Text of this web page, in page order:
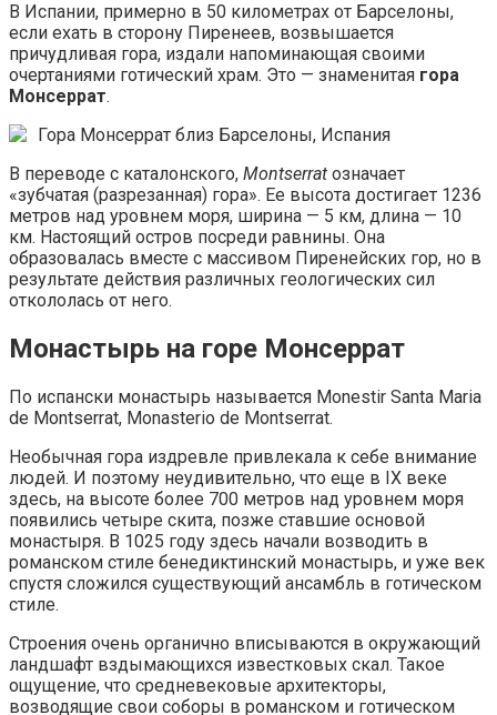
В Испании, примерно в 50 километрах от Барселоны,
если ехать в сторону Пиренеев, возвышается
причудливая гора, издали напоминающая своими
очертаниями готический храм. Это — знаменитая гора
Монсеррат.
Гора Монсеррат близ Барселоны, Испания
В переводе с каталонского, Montserrat означает
«зубчатая (разрезанная) гора». Ее высота достигает 1236
метров над уровнем моря, ширина — 5 км, длина — 10
км. Настоящий остров посреди равнины. Она
образовалась вместе с массивом Пиренейских гор, но в
результате действия различных геологических сил
откололась от него.
Монастырь на горе Монсеррат
По испански монастырь называется Monestir Santa Maria
de Montserrat, Monasterio de Montserrat.
Необычная гора издревле привлекала к себе внимание
людей. И поэтому неудивительно, что еще в IX веке
здесь, на высоте более 700 метров над уровнем моря
появились четыре скита, позже ставшие основой
монастыря. В 1025 году здесь начали возводить в
романском стиле бенедиктинский монастырь, и уже век
спустя сложился существующий ансамбль в готическом
стиле.
Строения очень органично вписываются в окружающий
ландшафт вздымающихся известковых скал. Такое
ощущение, что средневековые архитекторы,
возводящие свои соборы в романском и готическом